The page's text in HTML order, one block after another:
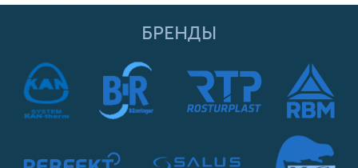
БРЕНДЫ